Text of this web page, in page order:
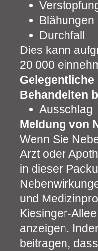
Blähungen
Durchfall
Dies kann
20 000
Gelegentliche
Behandelten
Ausschlag
Meldung von
Wenn Sie
Arzt oder
in dieser
und
Kiesinger-
anzeigen.
beitragen,